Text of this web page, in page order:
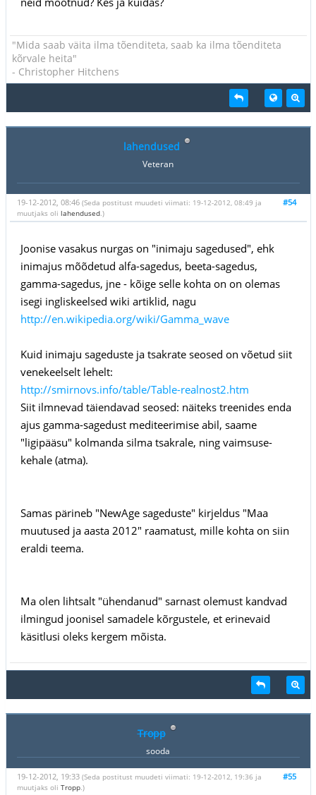
"Mida saab väita ilma tõenditeta, saab ka ilma tõenditeta
kõrvale heita"
- Christopher Hitchens
lahendused
Veteran
#54
19-12-2012, 08:46 (Seda postitust muudeti viimati: 19-12-2012, 08:49 ja
muutjaks oli lahendused.)
Joonise vasakus nurgas on "inimaju sagedused", ehk
inimajus mõõdetud alfa-sagedus, beeta-sagedus,
gamma-sagedus, jne - kõige selle kohta on on olemas
isegi ingliskeelsed wiki artiklid, nagu
http://en.wikipedia.org/wiki/Gamma_wave
Kuid inimaju sageduste ja tsakrate seosed on võetud siit
venekeelselt lehelt:
http://smirnovs.info/table/Table-realnost2.htm
Siit ilmnevad täiendavad seosed: näiteks treenides enda
ajus gamma-sagedust mediteerimise abil, saame
"ligipääsu" kolmanda silma tsakrale, ning vaimsuse-
kehale (atma).
Samas pärineb "NewAge sageduste" kirjeldus "Maa
muutused ja aasta 2012" raamatust, mille kohta on siin
eraldi teema.
Ma olen lihtsalt "ühendanud" sarnast olemust kandvad
ilmingud joonisel samadele kõrgustele, et erinevaid
käsitlusi oleks kergem mõista.
Tropp
sooda
#55
19-12-2012, 19:33 (Seda postitust muudeti viimati: 19-12-2012, 19:36 ja
muutjaks oli Tropp.)